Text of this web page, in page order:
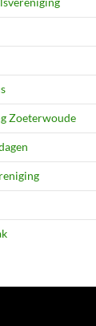
Zoeterwoude